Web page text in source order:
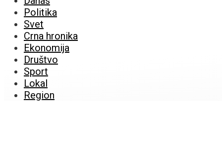
Politika
Svet
Crna hronika
Ekonomija
Društvo
Sport
Lokal
Region